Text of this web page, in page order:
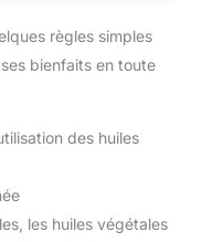
globulus, Orange douce,
Citron. En diffusion ou
AROMATHÉRAPIE ●●
grâce à ce livre
règles simples
bienfaits en toute
des huiles
les huiles végétales